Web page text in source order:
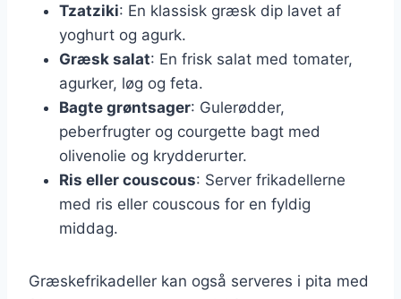
Tzatziki: En klassisk græsk dip lavet af
yoghurt og agurk.
Græsk salat: En frisk salat med tomater,
agurker, løg og feta.
Bagte grøntsager: Gulerødder,
peberfrugter og courgette bagt med
olivenolie og krydderurter.
Ris eller couscous: Server frikadellerne
med ris eller couscous for en fyldig
middag.
Græskefrikadeller kan også serveres i pita med